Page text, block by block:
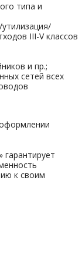
типа и
III-V классов
и пр.;
сетей всех
гарантирует
к своим